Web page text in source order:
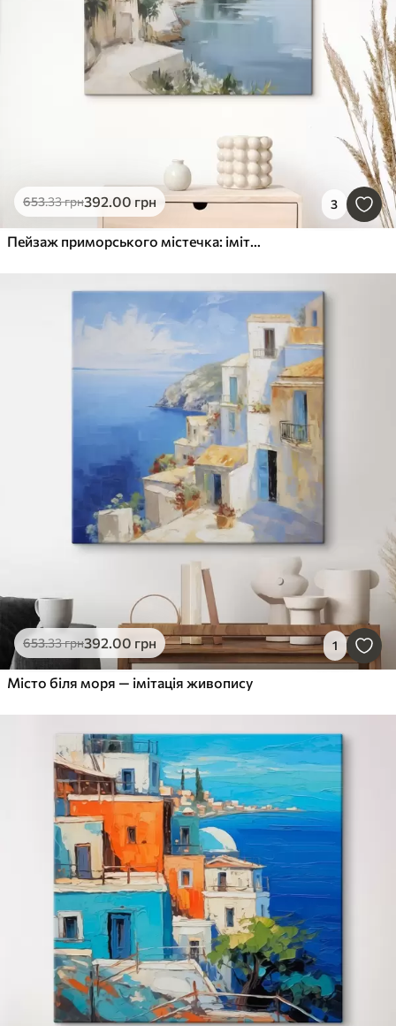
653.33грн392.00 грн 3
Пейзаж приморського містечка: імітація живопису
653.33грн392.00 грн 1
Місто біля моря — імітація живопису